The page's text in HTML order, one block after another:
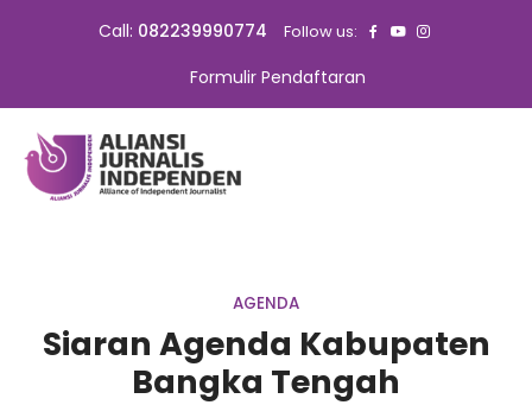
Call: 082239990774 Follow us:
Formulir Pendaftaran
AGENDA
Siaran Agenda Kabupaten
Bangka Tengah